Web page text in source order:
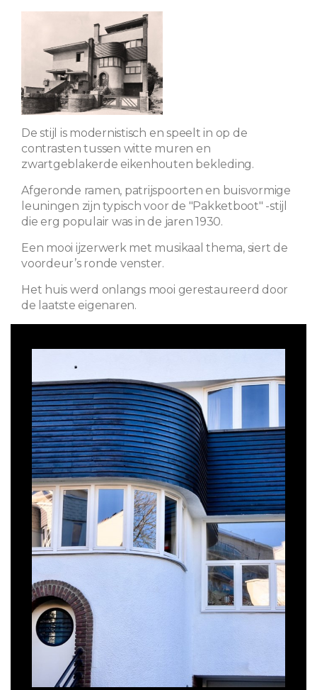
De stijl is modernistisch en speelt in op de
contrasten tussen witte muren en
zwartgeblakerde eikenhouten bekleding.
Afgeronde ramen, patrijspoorten en buisvormige
leuningen zijn typisch voor de "Pakketboot" -stijl
die erg populair was in de jaren 1930.
Een mooi ijzerwerk met musikaal thema, siert de
voordeur’s ronde venster.
Het huis werd onlangs mooi gerestaureerd door
de laatste eigenaren.